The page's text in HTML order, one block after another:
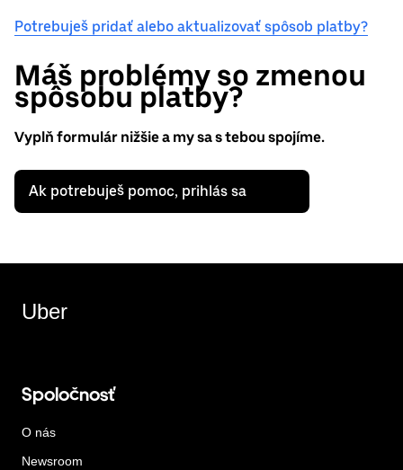
Potrebuješ pridať alebo aktualizovať spôsob platby?
Máš problémy so zmenou
spôsobu platby?
Vyplň formulár nižšie a my sa s tebou spojíme.
Ak potrebuješ pomoc, prihlás sa
Uber
Spoločnosť
O nás
Newsroom